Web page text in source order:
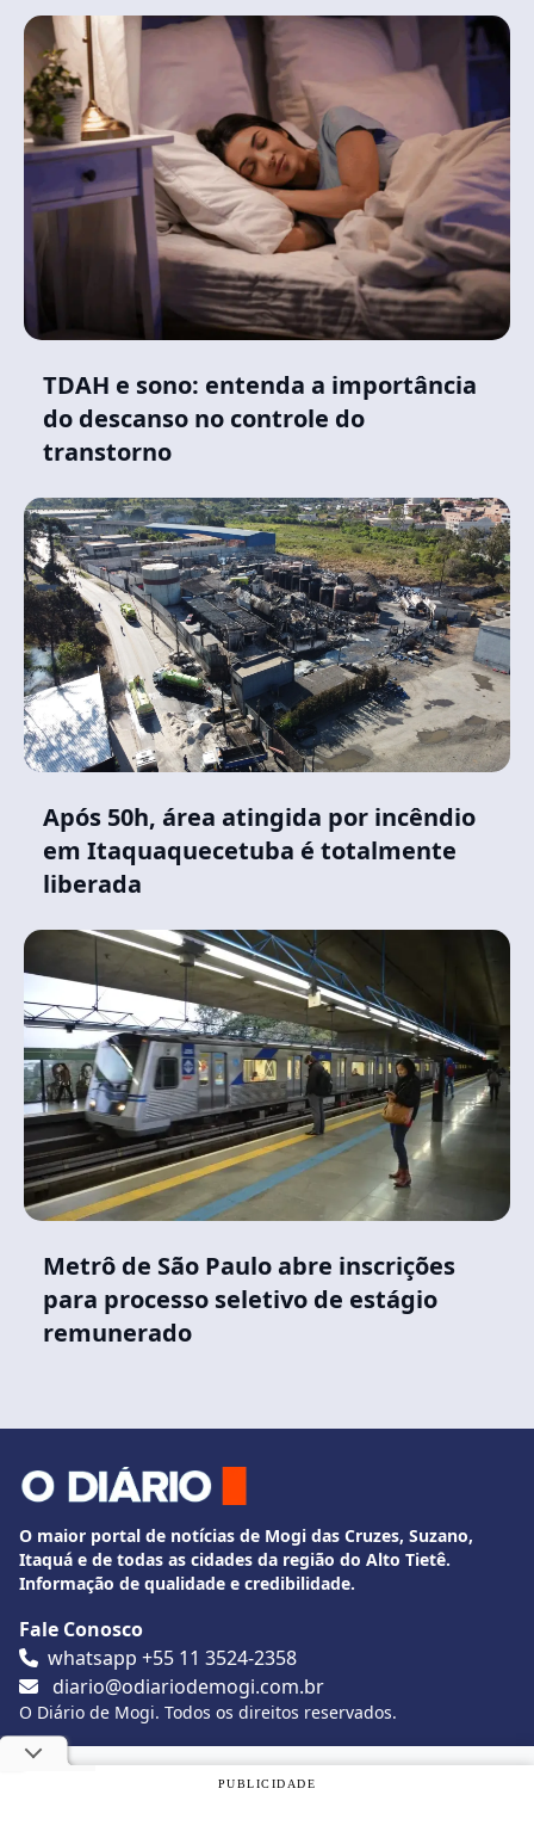
TDAH e sono: entenda a importância
do descanso no controle do
transtorno
Após 50h, área atingida por incêndio
em Itaquaquecetuba é totalmente
liberada
Metrô de São Paulo abre inscrições
para processo seletivo de estágio
remunerado
O maior portal de notícias de Mogi das Cruzes, Suzano,
Itaquá e de todas as cidades da região do Alto Tietê.
Informação de qualidade e credibilidade.
Fale Conosco
whatsapp +55 11 3524-2358
diario@odiariodemogi.com.br
O Diário de Mogi. Todos os direitos reservados.
Siga O Diário nas redes sociais
Utilizamos cookies, de acordo com a nossa
PUBLICIDADE